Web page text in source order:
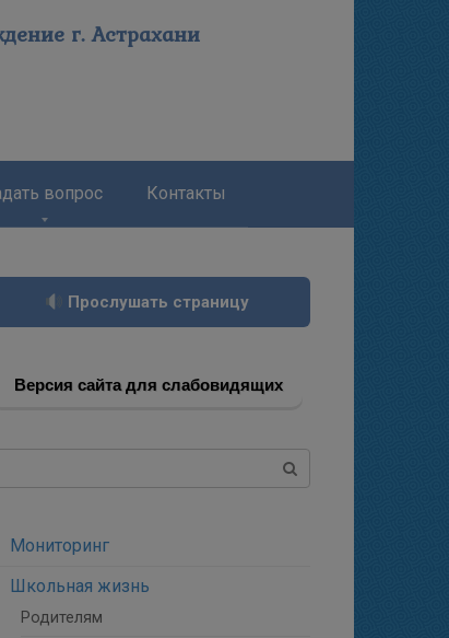
г. Астрахани
вопрос Контакты
Прослушать страницу
Версия сайта для слабовидящих
Мониторинг
Школьная жизнь
Родителям